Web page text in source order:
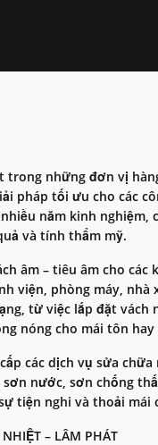
trong những đơn vị
pháp tối ưu cho các
năm kinh nghiệm,
và tính thẩm mỹ.
âm – tiêu âm cho
viện, phòng máy,
từ việc lắp đặt
nóng cho mái tôn
các dịch vụ sửa
sơn nước, sơn chống
tiện nghi và thoải mái
– LÂM PHÁT